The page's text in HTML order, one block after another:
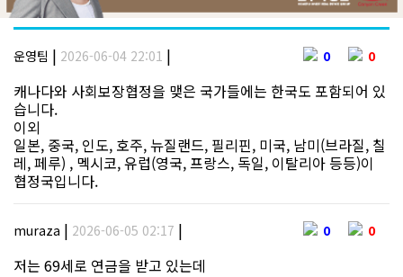
운영팀 | 2026-06-04 22:01 | 0 0
캐나다와 사회보장협정을 맺은 국가들에는 한국도 포함되어 있
습니다.
이외
일본, 중국, 인도, 호주, 뉴질랜드, 필리핀, 미국, 남미(브라질, 칠
레, 페루) , 멕시코, 유럽(영국, 프랑스, 독일, 이탈리아 등등)이
협정국입니다.
muraza | 2026-06-05 02:17 | 0 0
저는 69세로 연금을 받고 있는데